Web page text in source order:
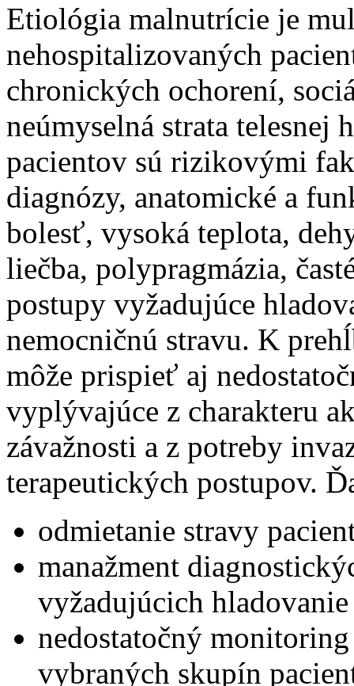
Etiológia malnutrície je
nehospitalizovaných
chronických ochorení,
neúmyselná strata
pacientov sú rizikovými
diagnózy, anatomické a
bolesť, vysoká teplota,
liečba, polypragmázia,
postupy vyžadujúce
nemocničnú stravu. K
môže prispieť aj
vyplývajúce z charakteru
závažnosti a z potreby
terapeutických postupov.
odmietanie stravy
manažment
vyžadujúcich
nedostatočný
vybraných skupín